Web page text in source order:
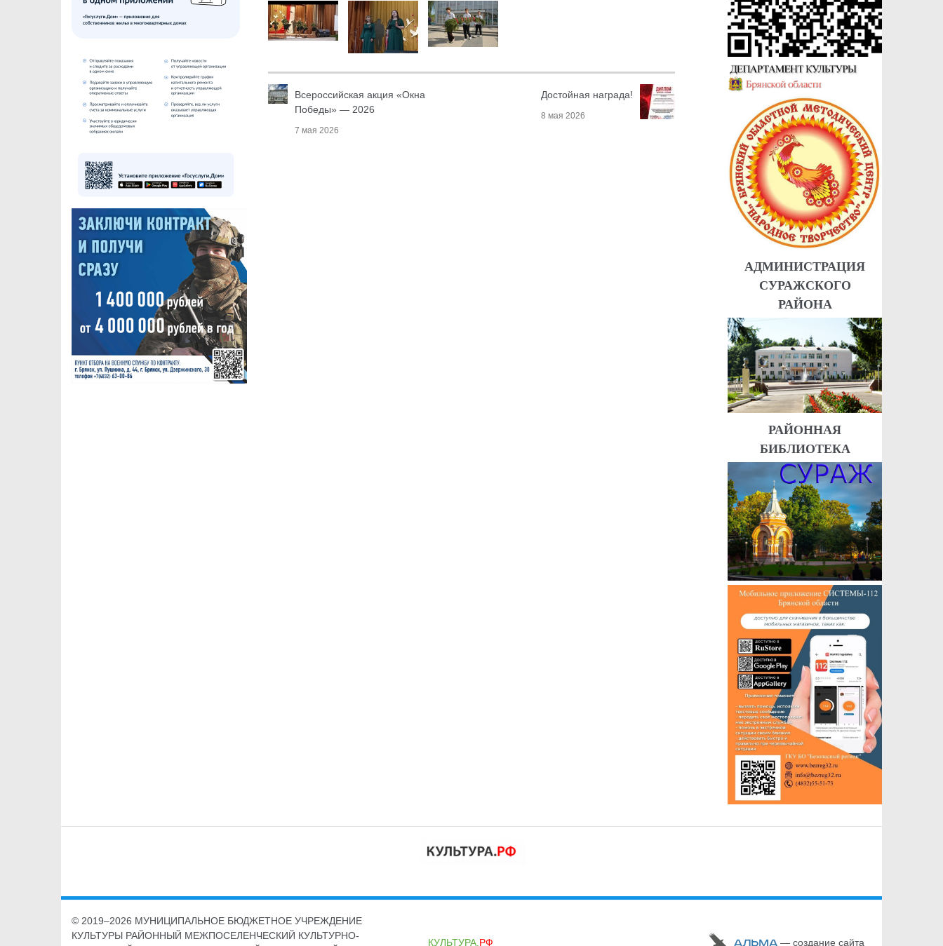
АДМИНИСТРАЦИЯ
СУРАЖСКОГО
РАЙОНА
РАЙОННАЯ
БИБЛИОТЕКА
Всероссийская акция «Окна
Победы» — 2026
7 мая 2026
Достойная награда!
8 мая 2026
© 2019–2026 МУНИЦИПАЛЬНОЕ БЮДЖЕТНОЕ УЧРЕЖДЕНИЕ
КУЛЬТУРЫ РАЙОННЫЙ МЕЖПОСЕЛЕНЧЕСКИЙ КУЛЬТУРНО-
КУЛЬТУРА. РФ — cоздание сайта